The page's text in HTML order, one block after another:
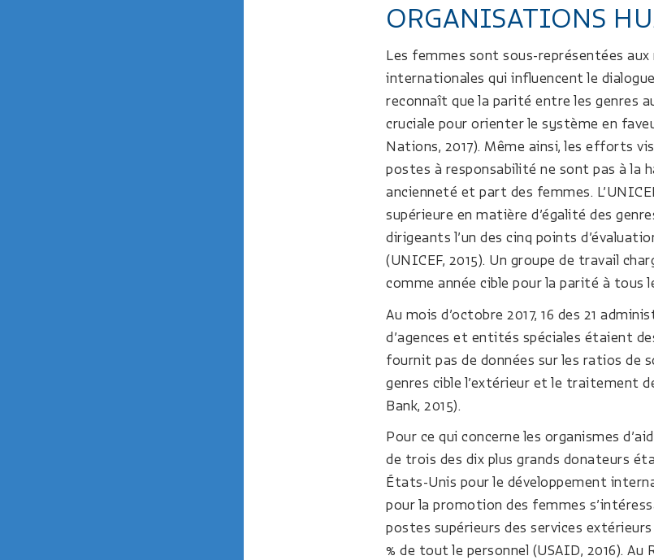
ORGANISATIONS
Les femmes sont sous-représentées
internationales qui influencent le dialogue
reconnaît que la parité entre les genres
cruciale pour orienter le système en
Nations, 2017). Même ainsi, les efforts
postes à responsabilité ne sont pas à la
ancienneté et part des femmes.
supérieure en matière d’égalité des
dirigeants l’un des cinq points
(UNICEF, 2015). Un groupe de travail
comme année cible pour la parité à tous
Au mois d’octobre 2017, 16 des 21
d’agences et entités spéciales étaient
fournit pas de données sur les ratios de
genres cible l’extérieur et le traitement
Bank, 2015).
Pour ce qui concerne les organismes
de trois des dix plus grands donateurs
États-Unis pour le développement
pour la promotion des femmes
postes supérieurs des services
% de tout le personnel (USAID, 2016).